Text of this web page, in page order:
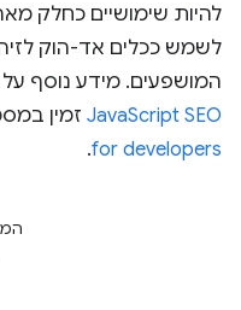
להיות שימושיים כחלק
לשמש ככלים אד-הוק
המושפעים. מידע נוסף על Google Search למפתחים או על
JavaScript SEO זמין
for developers
.